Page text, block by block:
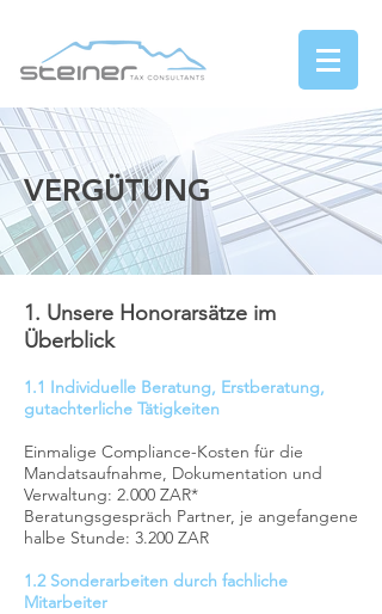
VERGÜTUNG
1. Unsere Honorarsätze im
Überblick
1.1 Individuelle Beratung, Erstberatung,
gutachterliche Tätigkeiten
Einmalige Compliance-Kosten für die
Mandatsaufnahme, Dokumentation und
Verwaltung: 2.000 ZAR*
Beratungsgespräch Partner, je angefangene
halbe Stunde: 3.200 ZAR
1.2 Sonderarbeiten durch fachliche
Mitarbeiter